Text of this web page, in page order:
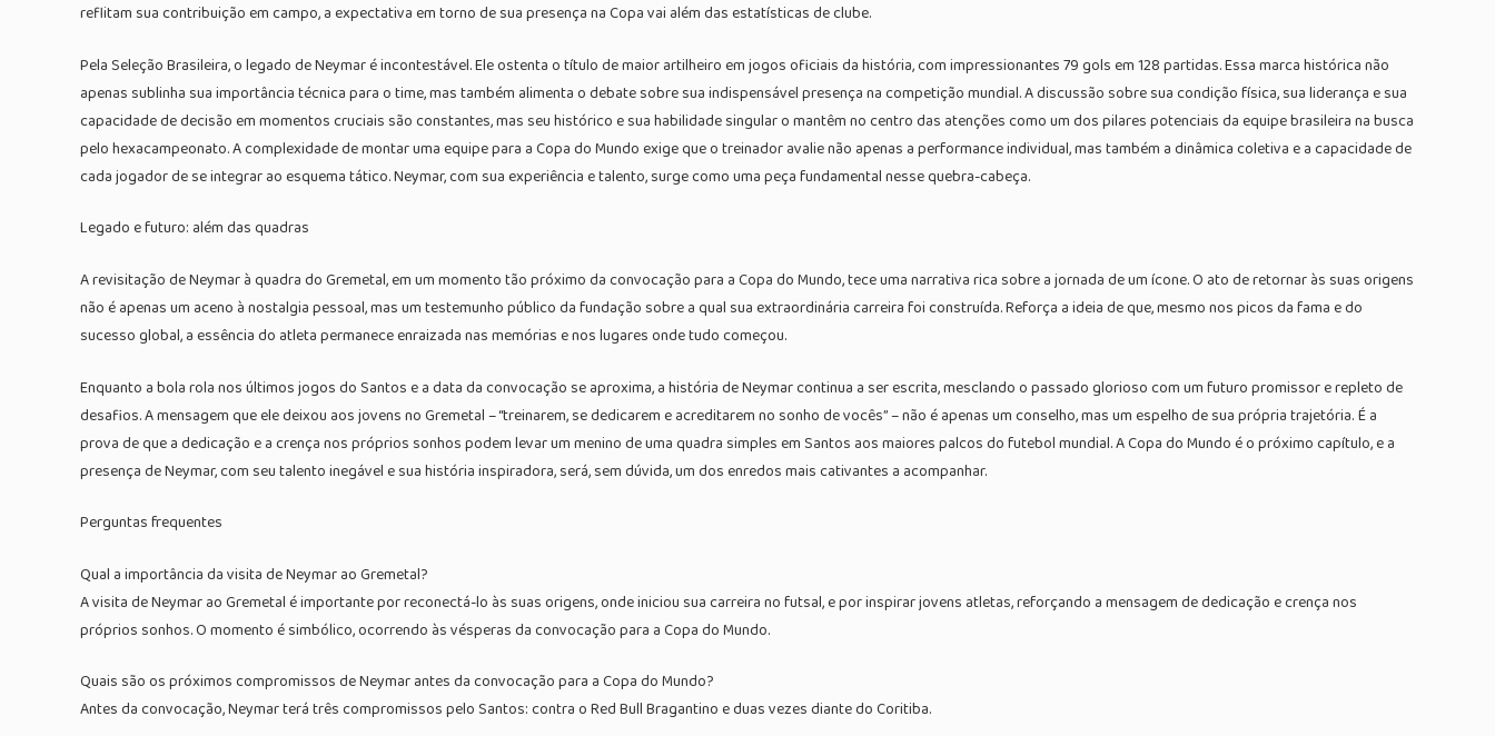
reflitam sua contribuição em campo, a expectativa em torno de sua presença na Copa vai além das estatísticas de clube.
Pela Seleção Brasileira, o legado de Neymar é incontestável. Ele ostenta o título de maior artilheiro em jogos oficiais da história, com impressionantes 79 gols em 128 partidas. Essa marca histórica não
apenas sublinha sua importância técnica para o time, mas também alimenta o debate sobre sua indispensável presença na competição mundial. A discussão sobre sua condição física, sua liderança e sua
capacidade de decisão em momentos cruciais são constantes, mas seu histórico e sua habilidade singular o mantêm no centro das atenções como um dos pilares potenciais da equipe brasileira na busca
pelo hexacampeonato. A complexidade de montar uma equipe para a Copa do Mundo exige que o treinador avalie não apenas a performance individual, mas também a dinâmica coletiva e a capacidade de
cada jogador de se integrar ao esquema tático. Neymar, com sua experiência e talento, surge como uma peça fundamental nesse quebra-cabeça.
Legado e futuro: além das quadras
A revisitação de Neymar à quadra do Gremetal, em um momento tão próximo da convocação para a Copa do Mundo, tece uma narrativa rica sobre a jornada de um ícone. O ato de retornar às suas origens
não é apenas um aceno à nostalgia pessoal, mas um testemunho público da fundação sobre a qual sua extraordinária carreira foi construída. Reforça a ideia de que, mesmo nos picos da fama e do
sucesso global, a essência do atleta permanece enraizada nas memórias e nos lugares onde tudo começou.
Enquanto a bola rola nos últimos jogos do Santos e a data da convocação se aproxima, a história de Neymar continua a ser escrita, mesclando o passado glorioso com um futuro promissor e repleto de
desafios. A mensagem que ele deixou aos jovens no Gremetal – “treinarem, se dedicarem e acreditarem no sonho de vocês” – não é apenas um conselho, mas um espelho de sua própria trajetória. É a
prova de que a dedicação e a crença nos próprios sonhos podem levar um menino de uma quadra simples em Santos aos maiores palcos do futebol mundial. A Copa do Mundo é o próximo capítulo, e a
presença de Neymar, com seu talento inegável e sua história inspiradora, será, sem dúvida, um dos enredos mais cativantes a acompanhar.
Perguntas frequentes
Qual a importância da visita de Neymar ao Gremetal?
A visita de Neymar ao Gremetal é importante por reconectá-lo às suas origens, onde iniciou sua carreira no futsal, e por inspirar jovens atletas, reforçando a mensagem de dedicação e crença nos
próprios sonhos. O momento é simbólico, ocorrendo às vésperas da convocação para a Copa do Mundo.
Quais são os próximos compromissos de Neymar antes da convocação para a Copa do Mundo?
Antes da convocação, Neymar terá três compromissos pelo Santos: contra o Red Bull Bragantino e duas vezes diante do Coritiba.